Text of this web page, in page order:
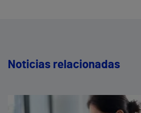
Noticias relacionadas